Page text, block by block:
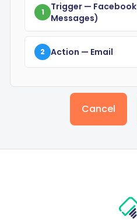
1 Trigger — Facebook
Messages)
2 Action — Email
Cancel